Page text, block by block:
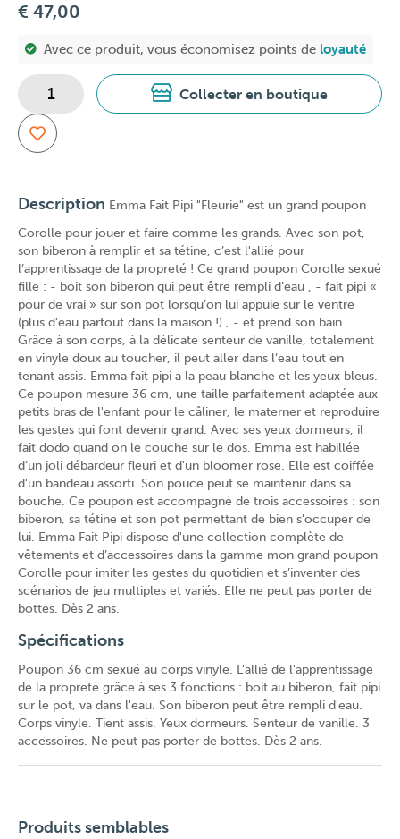
€ 47,00
Avec ce produit, vous économisez points de loyauté
Collecter en boutique
Description Emma Fait Pipi "Fleurie" est un grand poupon
Corolle pour jouer et faire comme les grands. Avec son pot,
son biberon à remplir et sa tétine, c’est l'allié pour
l’apprentissage de la propreté ! Ce grand poupon Corolle sexué
fille : - boit son biberon qui peut être rempli d’eau , - fait pipi «
pour de vrai » sur son pot lorsqu’on lui appuie sur le ventre
(plus d’eau partout dans la maison !) , - et prend son bain.
Grâce à son corps, à la délicate senteur de vanille, totalement
en vinyle doux au toucher, il peut aller dans l’eau tout en
tenant assis. Emma fait pipi a la peau blanche et les yeux bleus.
Ce poupon mesure 36 cm, une taille parfaitement adaptée aux
petits bras de l'enfant pour le câliner, le materner et reproduire
les gestes qui font devenir grand. Avec ses yeux dormeurs, il
fait dodo quand on le couche sur le dos. Emma est habillée
d’un joli débardeur fleuri et d'un bloomer rose. Elle est coiffée
d'un bandeau assorti. Son pouce peut se maintenir dans sa
bouche. Ce poupon est accompagné de trois accessoires : son
biberon, sa tétine et son pot permettant de bien s'occuper de
lui. Emma Fait Pipi dispose d'une collection complète de
vêtements et d’accessoires dans la gamme mon grand poupon
Corolle pour imiter les gestes du quotidien et s’inventer des
scénarios de jeu multiples et variés. Elle ne peut pas porter de
bottes. Dès 2 ans.
Spécifications
Poupon 36 cm sexué au corps vinyle. L'allié de l'apprentissage
de la propreté grâce à ses 3 fonctions : boit au biberon, fait pipi
sur le pot, va dans l'eau. Son biberon peut être rempli d'eau.
Corps vinyle. Tient assis. Yeux dormeurs. Senteur de vanille. 3
accessoires. Ne peut pas porter de bottes. Dès 2 ans.
Produits semblables